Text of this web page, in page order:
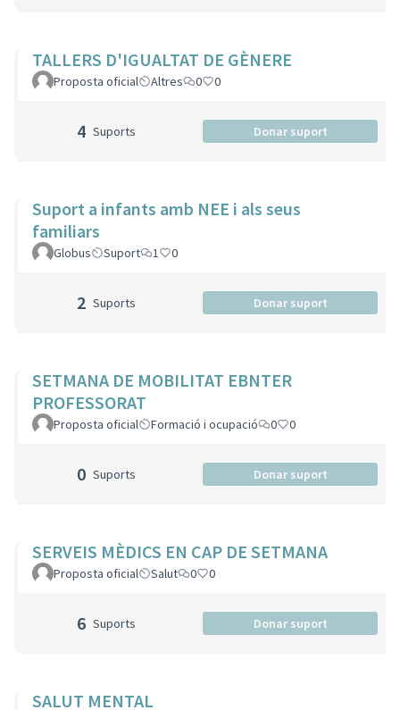
TALLERS D'IGUALTAT DE GÈNERE
Proposta oficial Altres 0 0
4 Suports Donar suport
Suport a infants amb NEE i als seus
familiars
Globus Suport 1 0
2 Suports Donar suport
SETMANA DE MOBILITAT EBNTER
PROFESSORAT
Proposta oficial Formació i ocupació 0 0
0 Suports Donar suport
SERVEIS MÈDICS EN CAP DE SETMANA
Proposta oficial Salut 0 0
6 Suports Donar suport
SALUT MENTAL